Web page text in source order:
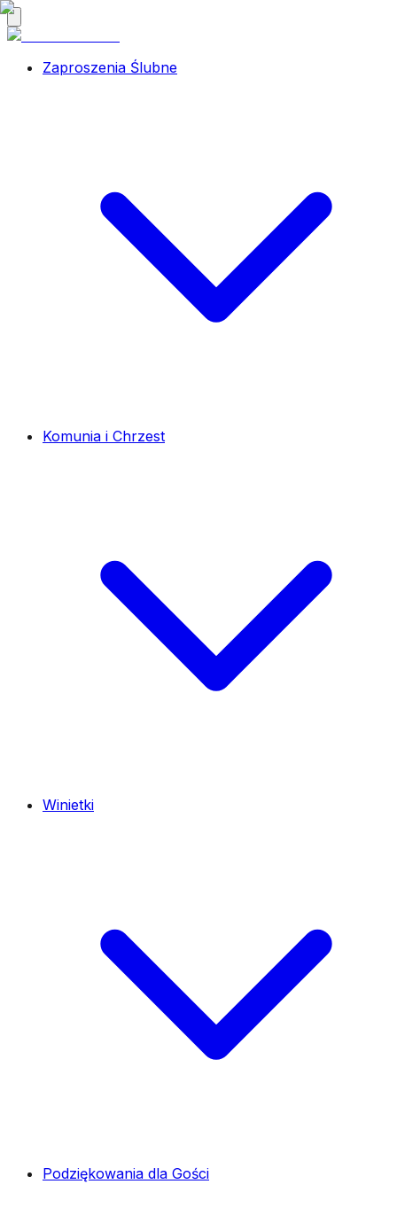
Zaproszenia Ślubne
Komunia i Chrzest
Winietki
Podziękowania dla Gości